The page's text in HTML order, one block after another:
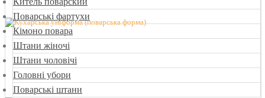
Поварські фартухи
Кімоно повара
Штани жіночі
Штани чоловічі
Головні убори
Поварські штани